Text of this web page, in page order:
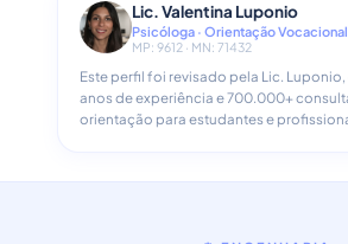
Lic. Valentina Luponio
Psicóloga · Orientação Vocacional
MP: 9612 · MN: 71432
Este perfil foi revisado pela Lic. Luponio,
anos de experiência e 700.000+
orientação para estudantes e